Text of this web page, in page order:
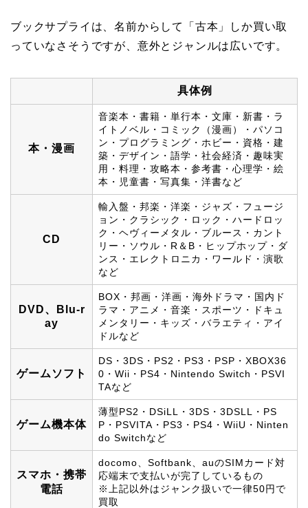
ブックサプライは、名前からして「古本」しか買い取
っていなさそうですが、意外とジャンルは広いです。
具体例
本・漫画
音楽本・書籍・単行本・文庫・新書・ラ
イトノベル・コミック（漫画）・パソコ
ン・プログラミング・ホビー・資格・建
築・デザイン・語学・社会経済・趣味実
用・料理・攻略本・参考書・心理学・絵
本・児童書・写真集・洋書など
CD
輸入盤・邦楽・洋楽・ジャズ・フュージ
ョン・クラシック・ロック・ハードロッ
ク・ヘヴィーメタル・ブルース・カント
リー・ソウル・R＆B・ヒップホップ・ダ
ンス・エレクトロニカ・ワールド・演歌
など
DVD、Blu-r
ay
BOX・邦画・洋画・海外ドラマ・国内ド
ラマ・アニメ・音楽・スポーツ・ドキュ
メンタリー・キッズ・バラエティ・アイ
ドルなど
ゲームソフト
DS・3DS・PS2・PS3・PSP・XBOX36
0・Wii・PS4・Nintendo Switch・PSVI
TAなど
ゲーム機本体
薄型PS2・DSiLL・3DS・3DSLL・PS
P・PSVITA・PS3・PS4・WiiU・Ninten
do Switchなど
スマホ・携帯
電話
docomo、Softbank、auのSIMカード対
応端末で支払いが完了しているもの
※上記以外はジャンク扱いで一律50円で
買取